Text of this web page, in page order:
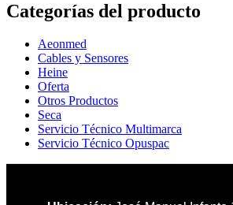
Categorías del producto
Aeonmed
Cables y Sensores
Heine
Oferta
Otros Productos
Seca
Servicio Técnico Multimarca
Servicio Técnico Opuspac